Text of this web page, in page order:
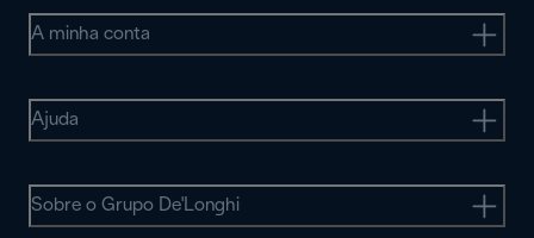
A minha conta
Ajuda
Sobre o Grupo De'Longhi